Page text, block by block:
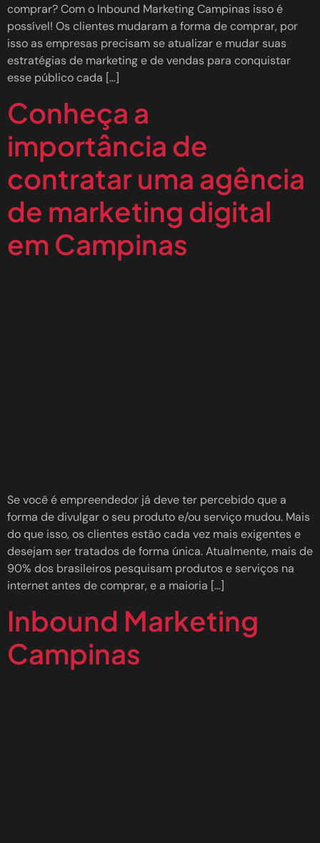
comprar? Com o Inbound Marketing Campinas isso é
possível! Os clientes mudaram a forma de comprar, por
isso as empresas precisam se atualizar e mudar suas
estratégias de marketing e de vendas para conquistar
esse público cada […]
Conheça a
importância de
contratar uma agência
de marketing digital
em Campinas
Se você é empreendedor já deve ter percebido que a
forma de divulgar o seu produto e/ou serviço mudou. Mais
do que isso, os clientes estão cada vez mais exigentes e
desejam ser tratados de forma única. Atualmente, mais de
90% dos brasileiros pesquisam produtos e serviços na
internet antes de comprar, e a maioria […]
Inbound Marketing
Campinas